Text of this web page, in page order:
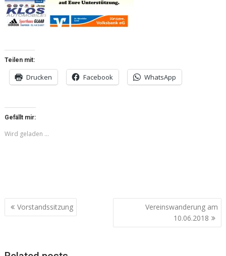
Teilen mit:
Drucken Facebook WhatsApp
Gefällt mir:
Wird geladen …
Beitragsnavigation
Vorstandssitzung
Vereinswanderung am
10.06.2018